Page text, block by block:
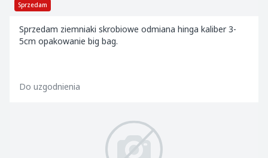
Sprzedam
Sprzedam ziemniaki skrobiowe odmiana hinga kaliber 3-
5cm opakowanie big bag.
Do uzgodnienia